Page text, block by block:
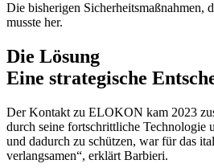
Die bisherigen Sicherheitsmaßnahmen,
musste her.
Die Lösung
Eine strategische
Der Kontakt zu ELOKON kam 2023
durch seine fortschrittliche Technologie
und dadurch zu schützen, war für das
verlangsamen“, erklärt Barbieri.